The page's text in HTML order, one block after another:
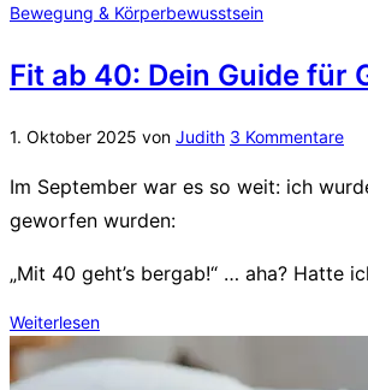
Bewegung & Körperbewusstsein
Fit ab 40: Dein Guide für
1. Oktober 2025 von Judith 3 Kommentare
Im September war es so weit: ich
geworfen wurden:
„Mit 40 geht’s bergab!“ … aha? Hatte
Weiterlesen